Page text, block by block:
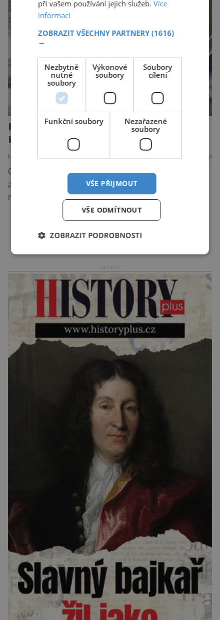
Donald Kendall, generální ředitel společnosti
admirálem flotily, jež čítá sedmnáct […]
Hit zdravého stravování:
Konzervované sardinky!
MEDICÍNA 4.8.2026
Odborníci na výživu nabádají k tomu, abychom
alespoň dvakrát týdně konzumovali mořské
ryby, což ovšem může být zatěžující pro
peněženku. Dobrou zprávou je, že hvězdou
doporučení se nyní staly konzervované
sardinky, které si může dovolit opravdu každý
„Místo toho, aby poskytovaly izolované
potravinou,“ říká nutriční specialista Colin
Robertson a zdůrazňuje […]
DALŠÍ ČLÁNKY ›
při vašem používání jejich služeb.Více
informací
ZOBRAZIT VŠECHNY PARTNERY(1616)
→
Nezbytně
nutné
soubory
Výkonové
soubory
Soubory
cílení
Funkční soubory
Nezařazené
soubory
VŠE PŘIJMOUT
VŠE ODMÍTNOUT
ZOBRAZIT PODROBNOSTI